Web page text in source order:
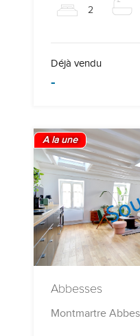
2
Déjà vendu
-
A la une
Abbesses
Montmartre